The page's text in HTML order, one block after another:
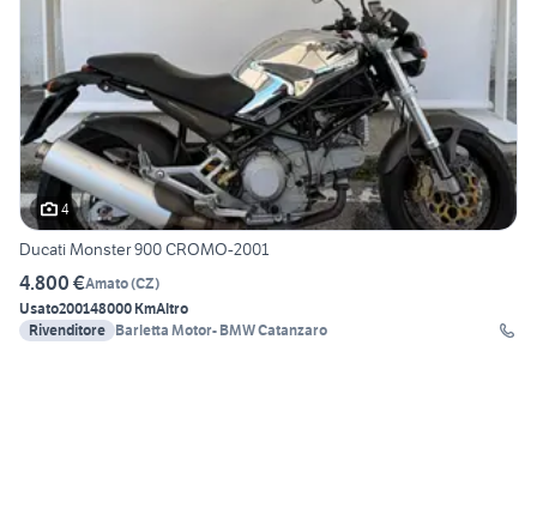
4
Ducati Monster 900 CROMO-2001
4.800 €Amato(CZ)
Usato200148000 KmAltro
Rivenditore
Barletta Motor- BMW Catanzaro